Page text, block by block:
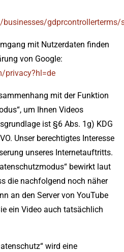
businesses/gdprcontrollerterms/
mit Nutzerdaten finden
von Google:
privacy?hl=de
mit der Funktion
um Ihnen Videos
ist §6 Abs. 1g) KDG
Unser berechtigtes Interesse
unseres Internetauftritts.
bewirkt laut
die nachfolgend noch näher
an den Server von YouTube
ein Video auch tatsächlich
wird eine